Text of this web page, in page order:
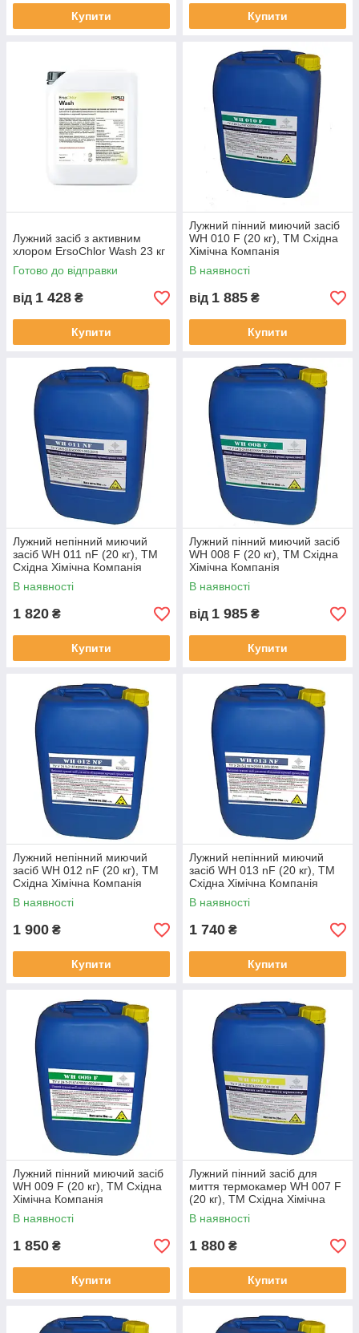
Купити Купити
Лужний засіб з активним
хлором ErsoChlor Wash 23 кг
Готово до відправки
від 1 428 ₴
Купити
Лужний пінний миючий засіб
WH 010 F (20 кг), TM Східна
Хімічна Компанія
В наявності
від 1 885 ₴
Купити
Лужний непінний миючий
засіб WH 011 nF (20 кг), TM
Східна Хімічна Компанія
В наявності
1 820 ₴
Купити
Лужний пінний миючий засіб
WH 008 F (20 кг), TM Східна
Хімічна Компанія
В наявності
від 1 985 ₴
Купити
Лужний непінний миючий
засіб WH 012 nF (20 кг), TM
Східна Хімічна Компанія
В наявності
1 900 ₴
Купити
Лужний непінний миючий
засіб WH 013 nF (20 кг), TM
Східна Хімічна Компанія
В наявності
1 740 ₴
Купити
Лужний пінний миючий засіб
WH 009 F (20 кг), TM Східна
Хімічна Компанія
В наявності
1 850 ₴
Купити
Лужний пінний засіб для
миття термокамер WH 007 F
(20 кг), TM Східна Хімічна
Компанія
В наявності
1 880 ₴
Купити